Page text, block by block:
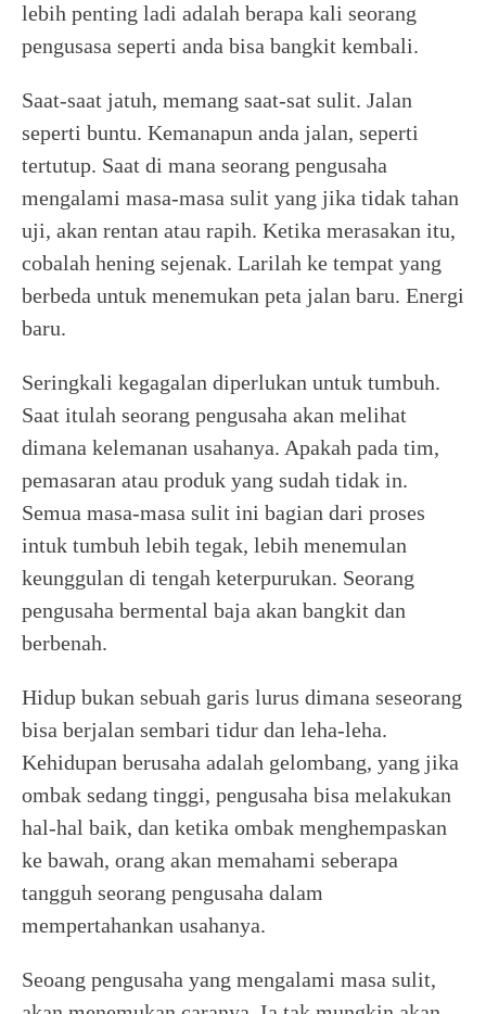
lebih penting ladi adalah berapa kali seorang
pengusasa seperti anda bisa bangkit kembali.
Saat-saat jatuh, memang saat-sat sulit. Jalan
seperti buntu. Kemanapun anda jalan, seperti
tertutup. Saat di mana seorang pengusaha
mengalami masa-masa sulit yang jika tidak tahan
uji, akan rentan atau rapih. Ketika merasakan itu,
cobalah hening sejenak. Larilah ke tempat yang
berbeda untuk menemukan peta jalan baru. Energi
baru.
Seringkali kegagalan diperlukan untuk tumbuh.
Saat itulah seorang pengusaha akan melihat
dimana kelemanan usahanya. Apakah pada tim,
pemasaran atau produk yang sudah tidak in.
Semua masa-masa sulit ini bagian dari proses
intuk tumbuh lebih tegak, lebih menemulan
keunggulan di tengah keterpurukan. Seorang
pengusaha bermental baja akan bangkit dan
berbenah.
Hidup bukan sebuah garis lurus dimana seseorang
bisa berjalan sembari tidur dan leha-leha.
Kehidupan berusaha adalah gelombang, yang jika
ombak sedang tinggi, pengusaha bisa melakukan
hal-hal baik, dan ketika ombak menghempaskan
ke bawah, orang akan memahami seberapa
tangguh seorang pengusaha dalam
mempertahankan usahanya.
Seoang pengusaha yang mengalami masa sulit,